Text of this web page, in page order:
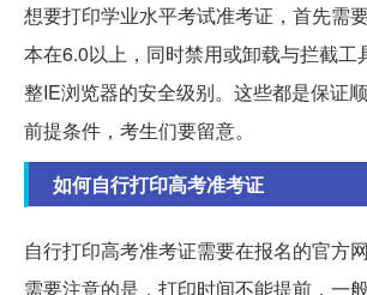
想要打印学业水平考试准考证，首先需
本在6.0以上，同时禁用或卸载与拦截工
整IE浏览器的安全级别。这些都是保证
前提条件，考生们要留意。
如何自行打印高考准考证
自行打印高考准考证需要在报名的官方
需要注意的是，打印时间不能提前，一